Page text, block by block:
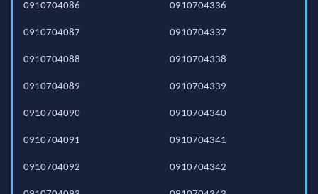
0910704086
0910704087
0910704088
0910704089
0910704090
0910704091
0910704092
0910704336
0910704337
0910704338
0910704339
0910704340
0910704341
0910704342